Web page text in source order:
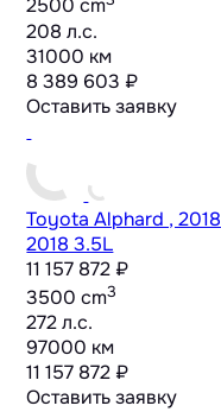
2500 cm
208 л.с.
31000 км
8 389 603 ₽
Оставить заявку
Toyota Alphard , 2018
2018 3.5L
11 157 872 ₽
3500 cm3
272 л.с.
97000 км
11 157 872 ₽
Оставить заявку